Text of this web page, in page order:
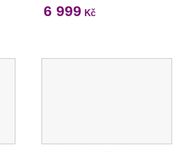
6 999 Kč